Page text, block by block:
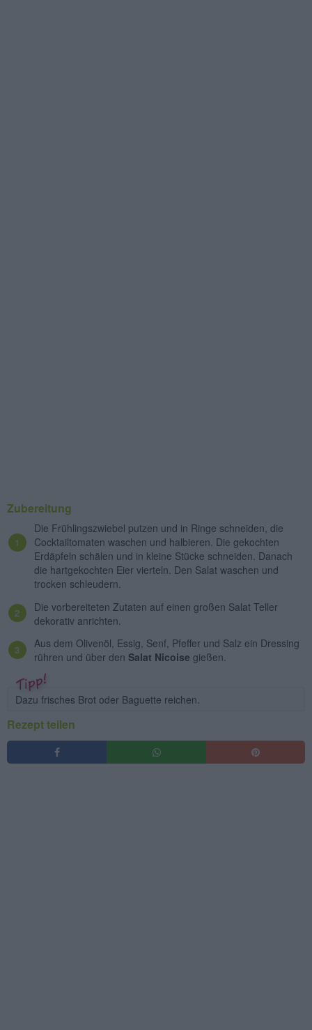
Zubereitung
Die Frühlingszwiebel putzen und in Ringe schneiden, die
Cocktailtomaten waschen und halbieren. Die gekochten
Erdäpfeln schälen und in kleine Stücke schneiden. Danach
die hartgekochten Eier vierteln. Den Salat waschen und
trocken schleudern.
Die vorbereiteten Zutaten auf einen großen Salat Teller
dekorativ anrichten.
Aus dem Olivenöl, Essig, Senf, Pfeffer und Salz ein Dressing
rühren und über den Salat Nicoise gießen.
Dazu frisches Brot oder Baguette reichen.
Rezept teilen